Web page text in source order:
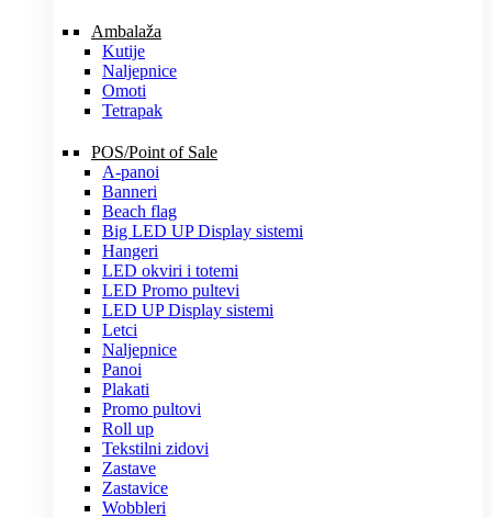
Ambalaža
Kutije
Naljepnice
Omoti
Tetrapak
POS/Point of Sale
A-panoi
Banneri
Beach flag
Big LED UP Display sistemi
Hangeri
LED okviri i totemi
LED Promo pultevi
LED UP Display sistemi
Letci
Naljepnice
Panoi
Plakati
Promo pultovi
Roll up
Tekstilni zidovi
Zastave
Zastavice
Wobbleri